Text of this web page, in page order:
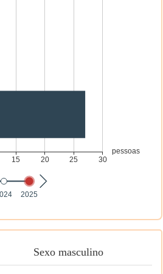
Sexo masculino